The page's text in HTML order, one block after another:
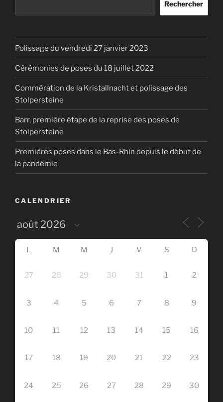
Rechercher
Polissage du vendredi 27 janvier 2023
Cérémonies de poses du 18 juillet 2022
Commération de la Kristallnacht et polissage des
Stolpersteine
Barr, première étape de la reprise des poses de
Stolpersteine
Premières poses dans le Bas-Rhin depuis le début de
la pandémie
CALENDRIER
L M M J V S D
27 28 29 30 31 1 2
3 4 5 6 7 8 9
10 11 12 13 14 15 16
17 18 19 20 21 22 23
24 25 26 27 28 29 30